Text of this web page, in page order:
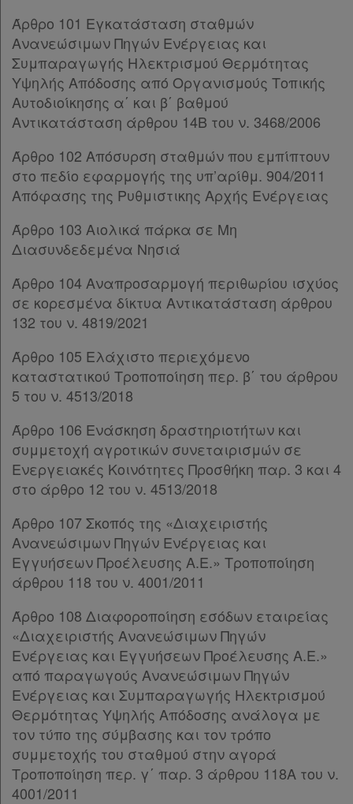
Άρθρο 82
Άρθρο 83
Άρθρο 84
Άρθρο 85
Άρθρο 86
Άρθρο 87
Άρθρο 88
Άρθρο 89 [-]
Παρ.1
Παρ.2
Παρ.3
Παρ.4
Παρ.5
Άρθρο 89Α [-]
Παρ.1
Παρ.3
Παρ.4
ΜΕΡΟΣ Δ΄ [-]
Παρ.1
Παρ.2
Παρ.3
Άρθρο 91
[-]
Παρ.1
Παρ.2
Παρ.3
Παρ.4
Παρ.6
Παρ.7
Παρ.8
Παρ.9
Άρθρο 92 [-]
Παρ.1
Παρ.2
Παρ.3
Άρθρο 93 [-]
Άρθρο 101 Εγκατάσταση σταθμών
Ανανεώσιμων Πηγών Ενέργειας και
Συμπαραγωγής Ηλεκτρισμού Θερμότητας
Υψηλής Απόδοσης από Οργανισμούς Τοπικής
Αυτοδιοίκησης α΄ και β΄ βαθμού
Αντικατάσταση άρθρου 14Β του ν. 3468/2006
Άρθρο 102 Απόσυρση σταθμών που εμπίπτουν
στο πεδίο εφαρμογής της υπ’αρίθμ. 904/2011
Απόφασης της Ρυθμιστικης Αρχής Ενέργειας
Άρθρο 103 Αιολικά πάρκα σε Μη
Διασυνδεδεμένα Νησιά
Άρθρο 104 Αναπροσαρμογή περιθωρίου ισχύος
σε κορεσμένα δίκτυα Αντικατάσταση άρθρου
132 του ν. 4819/2021
Άρθρο 105 Ελάχιστο περιεχόμενο
καταστατικού Τροποποίηση περ. β΄ του άρθρου
5 του ν. 4513/2018
Άρθρο 106 Ενάσκηση δραστηριοτήτων και
συμμετοχή αγροτικών συνεταιρισμών σε
Ενεργειακές Κοινότητες Προσθήκη παρ. 3 και 4
στο άρθρο 12 του ν. 4513/2018
Άρθρο 107 Σκοπός της «Διαχειριστής
Ανανεώσιμων Πηγών Ενέργειας και
Εγγυήσεων Προέλευσης Α.Ε.» Τροποποίηση
άρθρου 118 του ν. 4001/2011
Άρθρο 108 Διαφοροποίηση εσόδων εταιρείας
«Διαχειριστής Ανανεώσιμων Πηγών
Ενέργειας και Εγγυήσεων Προέλευσης Α.Ε.»
από παραγωγούς Ανανεώσιμων Πηγών
Ενέργειας και Συμπαραγωγής Ηλεκτρισμού
Θερμότητας Υψηλής Απόδοσης ανάλογα με
τον τύπο της σύμβασης και τον τρόπο
συμμετοχής του σταθμού στην αγορά
Τροποποίηση περ. γ΄ παρ. 3 άρθρου 118Α του ν.
4001/2011